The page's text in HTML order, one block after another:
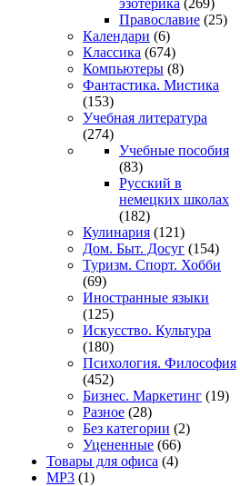
эзотерика (269)
Православие (25)
Календари (6)
Классика (674)
Компьютеры (8)
Фантастика. Мистика
(153)
Учебная литература
(274)
Учебные пособия
(83)
Русский в
немецких школах
(182)
Кулинария (121)
Дом. Быт. Досуг (154)
Туризм. Спорт. Хобби
(69)
Иностранные языки
(125)
Искусство. Культура
(180)
Психология. Философия
(452)
Бизнес. Маркетинг (19)
Разное (28)
Без категории (2)
Уцененные (66)
Товары для офиса (4)
MP3 (1)